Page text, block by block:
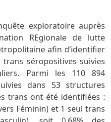
exploratoire auprès
REgionale de lutte
afin d’identifier
séropositives suivies
Parmi les 110 894
dans 53 structures
trans ont été identifiées :
Féminin) et 1 seul trans